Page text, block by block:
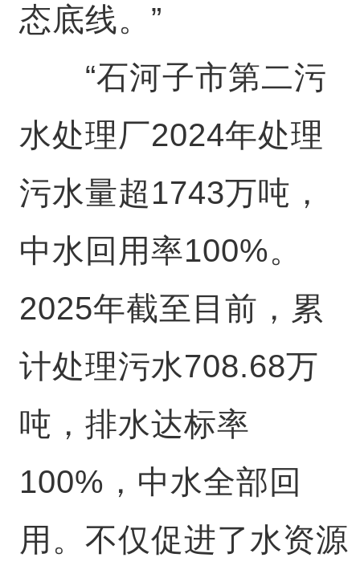
态底线。”
“石河子市第二污
水处理厂2024年处理
污水量超1743万吨，
中水回用率100%。
2025年截至目前，累
计处理污水708.68万
吨，排水达标率
100%，中水全部回
用。不仅促进了水资源